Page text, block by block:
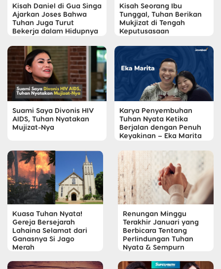
Kisah Daniel di Gua Singa
Ajarkan Joses Bahwa
Tuhan Juga Turut
Bekerja dalam Hidupnya
Kisah Seorang Ibu
Tunggal, Tuhan Berikan
Mukjizat di Tengah
Keputusasaan
Suami Saya Divonis HIV
AIDS, Tuhan Nyatakan
Mujizat-Nya
Karya Penyembuhan
Tuhan Nyata Ketika
Berjalan dengan Penuh
Keyakinan – Eka Marita
Kuasa Tuhan Nyata!
Gereja Bersejarah
Lahaina Selamat dari
Ganasnya Si Jago
Merah
Renungan Minggu
Terakhir Januari yang
Berbicara Tentang
Perlindungan Tuhan
Nyata & Sempurn